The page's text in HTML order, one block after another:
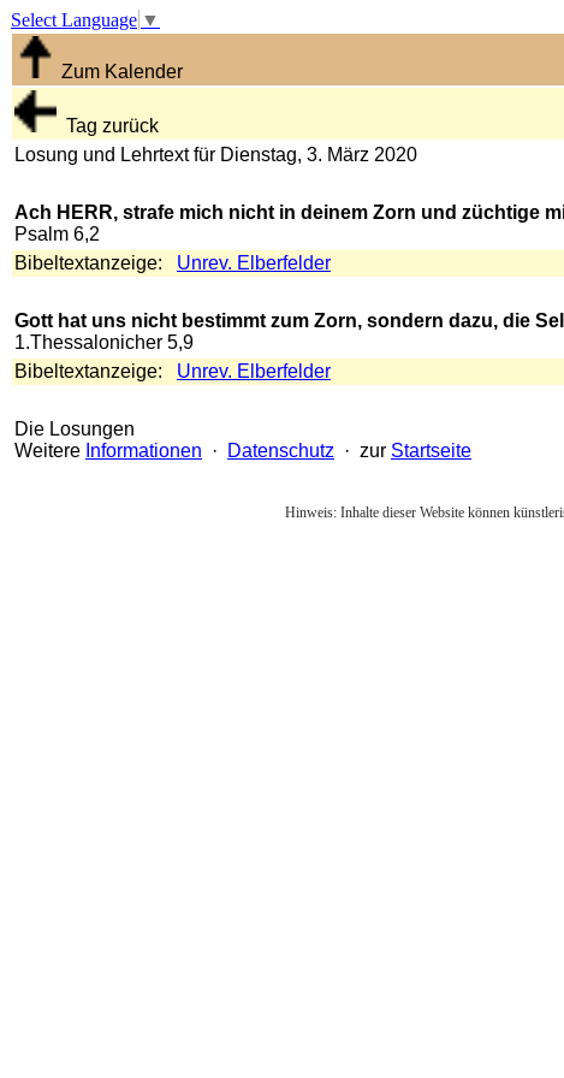
Select Language ▼
Zum Kalender
Tag zurück
Losung und Lehrtext für Dienstag, 3. März 2020
Ach HERR, strafe mich nicht in deinem Zorn und züchtige
Psalm 6,2
Bibeltextanzeige: Unrev. Elberfelder
Gott hat uns nicht bestimmt zum Zorn, sondern dazu, die
1.Thessalonicher 5,9
Bibeltextanzeige: Unrev. Elberfelder
Die Losungen
Weitere Informationen · Datenschutz · zur Startseite
Hinweis: Inhalte dieser Website können